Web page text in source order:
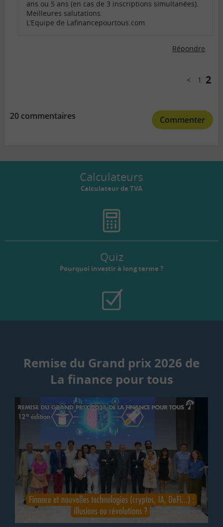
ans ou 5 ans (en cas de 3 inscriptions simultanées).
Meilleures salutations.
L’Equipe de Lafinancepourtous.com
Répondre
1 2
20 commentaires Commenter
Calculateurs
Calculateur de TVA
Quiz
Pourquoi investir à long terme ?
Remise du Grand prix 2026 de
La finance pour tous